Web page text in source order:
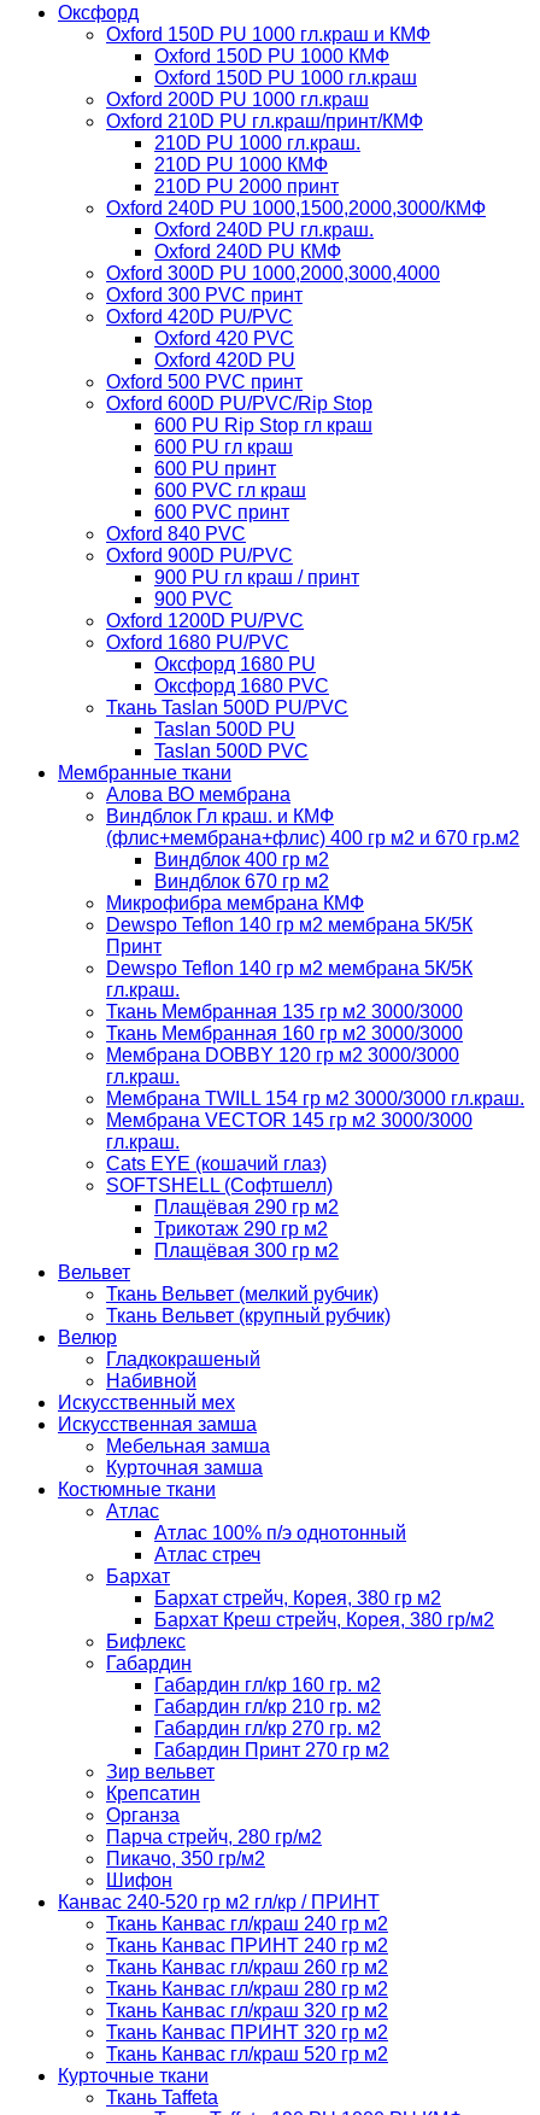
Оксфорд
Oxford 150D PU 1000 гл.краш и КМФ
Oxford 150D PU 1000 КМФ
Oxford 150D PU 1000 гл.краш
Oxford 200D PU 1000 гл.краш
Oxford 210D PU гл.краш/принт/КМФ
210D PU 1000 гл.краш.
210D PU 1000 КМФ
210D PU 2000 принт
Oxford 240D PU 1000,1500,2000,3000/КМФ
Oxford 240D PU гл.краш.
Oxford 240D PU КМФ
Oxford 300D PU 1000,2000,3000,4000
Oxford 300 PVC принт
Oxford 420D PU/PVC
Oxford 420 PVC
Oxford 420D PU
Oxford 500 PVC принт
Oxford 600D PU/PVC/Rip Stop
600 PU Rip Stop гл краш
600 PU гл краш
600 PU принт
600 PVC гл краш
600 PVC принт
Oxford 840 PVC
Oxford 900D PU/PVC
900 PU гл краш / принт
900 PVC
Oxford 1200D PU/PVC
Oxford 1680 PU/PVC
Оксфорд 1680 PU
Оксфорд 1680 PVC
Ткань Taslan 500D PU/PVC
Taslan 500D PU
Taslan 500D PVC
Мембранные ткани
Алова ВО мембрана
Виндблок Гл краш. и КМФ
(флис+мембрана+флис) 400 гр м2 и 670 гр.м2
Виндблок 400 гр м2
Виндблок 670 гр м2
Микрофибра мембрана КМФ
Dewspo Teflon 140 гр м2 мембрана 5К/5К
Принт
Dewspo Teflon 140 гр м2 мембрана 5К/5К
гл.краш.
Ткань Мембранная 135 гр м2 3000/3000
Ткань Мембранная 160 гр м2 3000/3000
Мембрана DOBBY 120 гр м2 3000/3000
гл.краш.
Мембрана TWILL 154 гр м2 3000/3000 гл.краш.
Мембрана VECTOR 145 гр м2 3000/3000
гл.краш.
Cats EYE (кошачий глаз)
SOFTSHELL (Софтшелл)
Плащёвая 290 гр м2
Трикотаж 290 гр м2
Плащёвая 300 гр м2
Вельвет
Ткань Вельвет (мелкий рубчик)
Ткань Вельвет (крупный рубчик)
Велюр
Гладкокрашеный
Набивной
Искусственный мех
Искусственная замша
Мебельная замша
Курточная замша
Костюмные ткани
Атлас
Атлас 100% п/э однотонный
Атлас стреч
Бархат
Бархат стрейч, Корея, 380 гр м2
Бархат Креш стрейч, Корея, 380 гр/м2
Бифлекс
Габардин
Габардин гл/кр 160 гр. м2
Габардин гл/кр 210 гр. м2
Габардин гл/кр 270 гр. м2
Габардин Принт 270 гр м2
Зир вельвет
Крепсатин
Органза
Парча стрейч, 280 гр/м2
Пикачо, 350 гр/м2
Шифон
Канвас 240-520 гр м2 гл/кр / ПРИНТ
Ткань Канвас гл/краш 240 гр м2
Ткань Канвас ПРИНТ 240 гр м2
Ткань Канвас гл/краш 260 гр м2
Ткань Канвас гл/краш 280 гр м2
Ткань Канвас гл/краш 320 гр м2
Ткань Канвас ПРИНТ 320 гр м2
Ткань Канвас гл/краш 520 гр м2
Курточные ткани
Ткань Taffeta